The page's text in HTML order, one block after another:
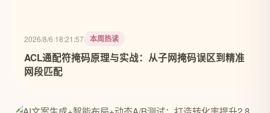
2026/8/6 18:21:57 本周热读
ACL通配符掩码原理与实战：从子网掩码误区到精准
网段匹配